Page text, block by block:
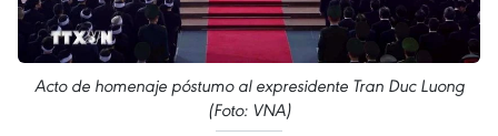
Acto de homenaje póstumo al expresidente Tran Duc Luong
(Foto: VNA)